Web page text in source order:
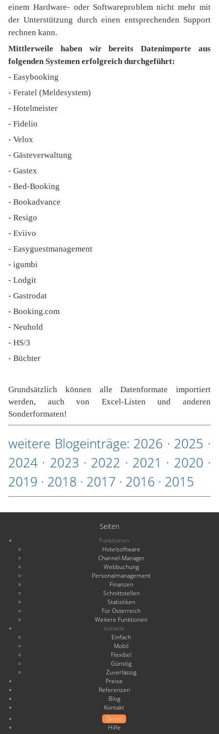
einem Hardware- oder Softwareproblem nicht mehr mit
der Unterstützung durch einen entsprechenden Support
rechnen kann.
Mittlerweile haben wir bereits Datenimporte aus
folgenden Systemen erfolgreich durchgeführt:
- Easybooking
- Feratel (Meldesystem)
- Hotelmeister
- Fidelio
- Velox
- Gästeverwaltung
- Gastex
- Bed-Booking
- Bookadvance
- Resigo
- Eviivo
- Easyguestmanagement
- igumbi
- Lodgit
- Gastrodat
- Booking.com
- Neuhold
- HS/3
- Büchter
Grundsätzlich können alle Datenformate importiert
werden, auch von Excel-Listen und anderen
Sonderformaten!
weitere Blogeinträge: 2026 · 2025 ·
2024 · 2023 · 2022 · 2021 · 2020 ·
2019 · 2018 · 2017 · 2016 · 2015
Seiten
Funktionen
Hotelsoftware
Channel-Manager
Webbuchung
Personalmanagement
Finanzen
Schnittstellen
Statistiken
Für Österreich
Weitere Funktionen
Vorteile
Einfach
Mobil
Flexibel
Günstig
Zuverlässig
Preise
Referenzen
Blog
Kontakt
Demo
Hilfe